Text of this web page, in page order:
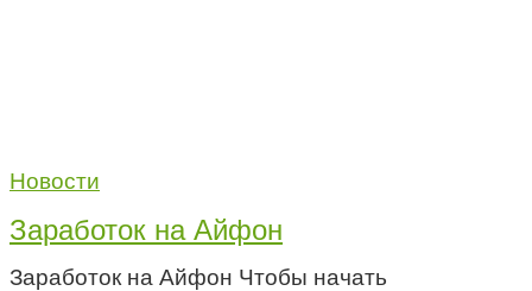
Новости
Заработок на Айфон
Заработок на Айфон Чтобы начать